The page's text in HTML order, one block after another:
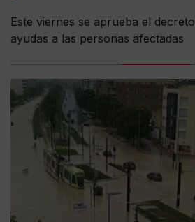
Este viernes se aprueba el
ayudas a las personas afectadas